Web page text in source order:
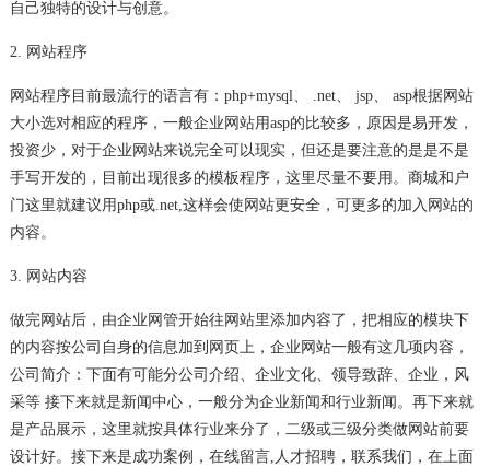
自己独特的设计与创意。
2. 网站程序
网站程序目前最流行的语言有：php+mysql、 .net、 jsp、 asp根据网站
大小选对相应的程序，一般企业网站用asp的比较多，原因是易开发，
投资少，对于企业网站来说完全可以现实，但还是要注意的是是不是
手写开发的，目前出现很多的模板程序，这里尽量不要用。商城和户
门这里就建议用php或.net,这样会使网站更安全，可更多的加入网站的
内容。
3. 网站内容
做完网站后，由企业网管开始往网站里添加内容了，把相应的模块下
的内容按公司自身的信息加到网页上，企业网站一般有这几项内容，
公司简介：下面有可能分公司介绍、企业文化、领导致辞、企业 ，风
采等 接下来就是新闻中心，一般分为企业新闻和行业新闻。再下来就
是产品展示，这里就按具体行业来分了，二级或三级分类做网站前要
设计好。接下来是成功案例，在线留言,人才招聘，联系我们，在上面